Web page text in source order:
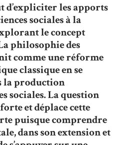
d’expliciter les apports
sociales à la
le concept
philosophie des
comme une réforme
classique en se
la production
sociales. La question
et déplace cette
puisque comprendre
dans son extension et